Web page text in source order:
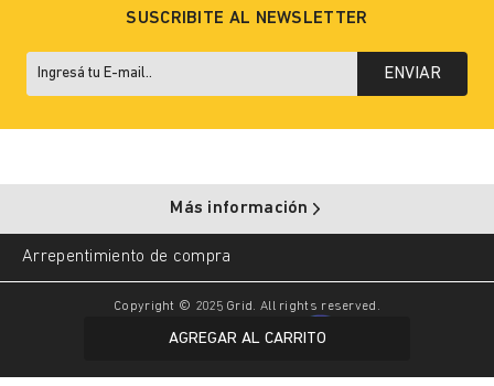
AGREGAR AL CARRITO
SUSCRIBITE AL NEWSLETTER
ENVIAR
Más información
Arrepentimiento de compra
Copyright © 2025 Grid. All rights reserved.